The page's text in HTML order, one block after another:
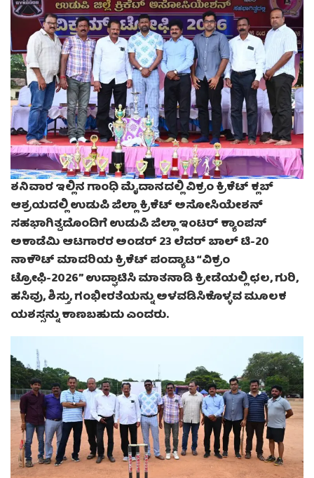
ಶನಿವಾರ ಇಲ್ಲಿನ ಗಾಂಧಿ ಮೈದಾನದಲ್ಲಿ ವಿಕ್ರಂ ಕ್ರಿಕೆಟ್ ಕ್ಲಬ್
ಆಶ್ರಯದಲ್ಲಿ ಉಡುಪಿ ಜಿಲ್ಲಾ ಕ್ರಿಕೆಟ್ ಅಸೋಸಿಯೇಶನ್
ಸಹಭಾಗಿತ್ವದೊಂದಿಗೆ ಉಡುಪಿ ಜಿಲ್ಲಾ ಇಂಟರ್ ಕ್ಯಾಂಪಸ್
ಅಕಾಡೆಮಿ ಆಟಗಾರರ ಅಂಡರ್ 23 ಲೆದರ್ ಬಾಲ್ ಟಿ-20
ನಾಕೌಟ್ ಮಾದರಿಯ ಕ್ರಿಕೆಟ್ ಪಂದ್ಯಾಟ “ವಿಕ್ರಂ
ಟ್ರೋಫಿ-2026” ಉದ್ಘಾಟಿಸಿ ಮಾತನಾಡಿ ಕ್ರೀಡೆಯಲ್ಲಿ ಛಲ, ಗುರಿ,
ಹಸಿವು, ಶಿಸ್ತು, ಗಂಭೀರತೆಯನ್ನು ಅಳವಡಿಸಿಕೊಳ್ಳವ ಮೂಲಕ
ಯಶಸ್ಸನ್ನು ಕಾಣಬಹುದು ಎಂದರು.